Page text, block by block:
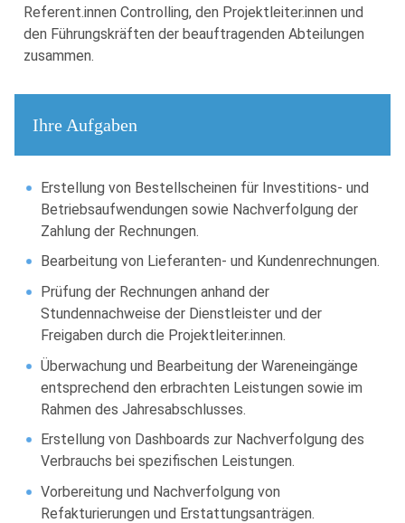
Referent.innen Controlling, den Projektleiter.innen und
den Führungskräften der beauftragenden Abteilungen
zusammen.
Ihre Aufgaben
Erstellung von Bestellscheinen für Investitions- und
Betriebsaufwendungen sowie Nachverfolgung der
Zahlung der Rechnungen.
Bearbeitung von Lieferanten- und Kundenrechnungen.
Prüfung der Rechnungen anhand der
Stundennachweise der Dienstleister und der
Freigaben durch die Projektleiter.innen.
Überwachung und Bearbeitung der Wareneingänge
entsprechend den erbrachten Leistungen sowie im
Rahmen des Jahresabschlusses.
Erstellung von Dashboards zur Nachverfolgung des
Verbrauchs bei spezifischen Leistungen.
Vorbereitung und Nachverfolgung von
Refakturierungen und Erstattungsanträgen.